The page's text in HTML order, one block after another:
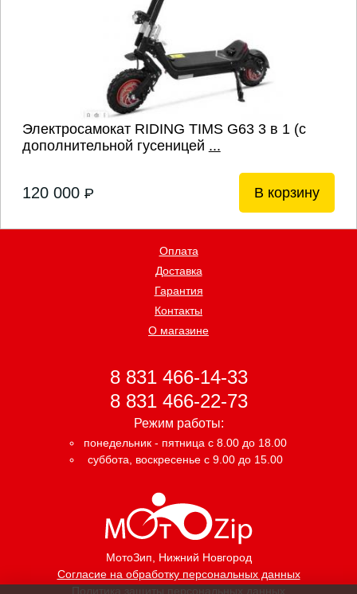
Электросамокат RIDING TIMS G63 3 в 1 (с
дополнительной гусеницей ...
120 000 P В корзину
МотоЗип , Нижний Новгород
Согласие на обработку персональных данных
Политика защиты персональных данных
Оплата
Доставка
Гарантия
Контакты
О магазине
8 831 466-14-33
8 831 466-22-73
Режим работы:
понедельник - пятница с 8.00 до 18.00
суббота, воскресенье с 9.00 до 15.00